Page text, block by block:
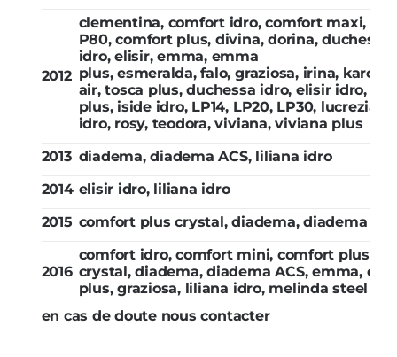
2012
clementina, comfort idro, comfort maxi,
P80, comfort plus, divina, dorina,
idro, elisir, emma, emma
plus, esmeralda, falo, graziosa, irina,
air, tosca plus, duchessa idro, elisir idro,
plus, iside idro, LP14, LP20, LP30, lucrezia
idro, rosy, teodora, viviana, viviana plus
2013 diadema, diadema ACS, liliana idro
2014 elisir idro, liliana idro
2015 comfort plus crystal, diadema, diadema
2016
comfort idro, comfort mini, comfort plus,
crystal, diadema, diadema ACS, emma,
plus, graziosa, liliana idro, melinda steel
en cas de doute nous contacter